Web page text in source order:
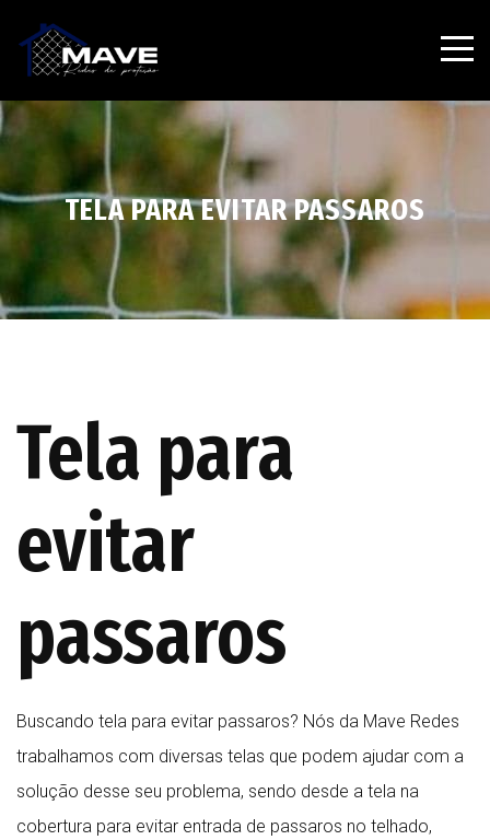
TELA PARA EVITAR PASSAROS
Tela para
evitar
passaros
Buscando tela para evitar passaros? Nós da Mave Redes
trabalhamos com diversas telas que podem ajudar com a
solução desse seu problema, sendo desde a tela na
cobertura para evitar entrada de passaros no telhado,